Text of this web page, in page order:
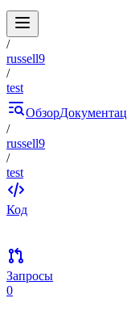
/
russell9
/
test
Обзор
/
russell9
/
test
Код
Запросы
0